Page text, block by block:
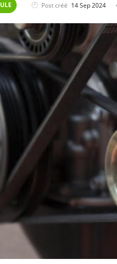
Post créé 14 Sep 2024